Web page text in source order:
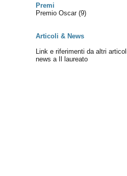
Premi
Premio Oscar (9)
Articoli & News
Link e riferimenti da altri
news a Il laureato